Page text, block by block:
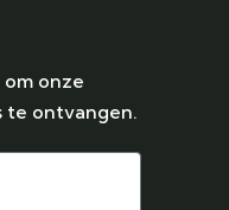
onze
te ontvangen.